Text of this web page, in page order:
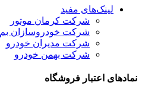
لینک‌های مفید
شرکت کرمان موتور
شرکت خودروسازان بم
شرکت مدیران خودرو
شرکت بهمن خودرو
نمادهای اعتبار فروشگاه